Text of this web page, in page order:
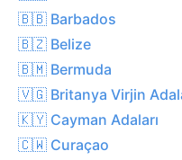
🇧🇧 Barbados
🇧🇿 Belize
🇧🇲 Bermuda
🇻🇬 Britanya Virjin
🇰🇾 Cayman Adaları
🇨🇼 Curaçao